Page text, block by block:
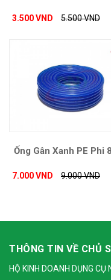
3.500 VND 5.500 VND
Ống Gân Xanh PE Phi
7.000 VND 9.000 VND
THÔNG TIN VỀ CHỦ
HỘ KINH DOANH DỤNG CỤ